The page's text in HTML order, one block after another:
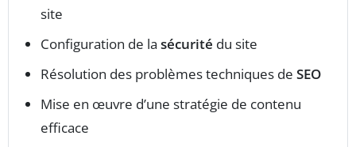
site
Configuration de la sécurité du site
Résolution des problèmes techniques de SEO
Mise en œuvre d’une stratégie de contenu
efficace